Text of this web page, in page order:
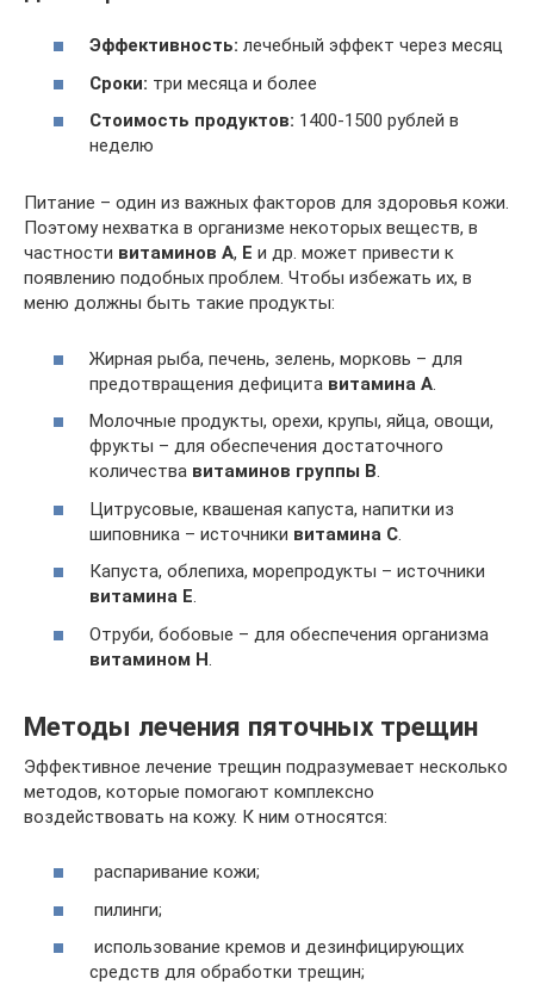
Эффективность: лечебный эффект через месяц
Сроки: три месяца и более
Стоимость продуктов: 1400-1500 рублей в
неделю
Питание – один из важных факторов для здоровья кожи.
Поэтому нехватка в организме некоторых веществ, в
частности витаминов А, Е и др. может привести к
появлению подобных проблем. Чтобы избежать их, в
меню должны быть такие продукты:
Жирная рыба, печень, зелень, морковь – для
предотвращения дефицита витамина А
Молочные продукты, орехи, крупы, яйца, овощи,
фрукты – для обеспечения достаточного
количества витаминов группы B.
Цитрусовые, квашеная капуста, напитки из
шиповника – источники витамина С
Капуста, облепиха, морепродукты – источники
витамина Е.
Отруби, бобовые – для обеспечения организма
витамином Н
Методы лечения пяточных трещин
Эффективное лечение трещин подразумевает несколько
методов, которые помогают комплексно
воздействовать на кожу. К ним относятся:
распаривание кожи;
пилинги;
использование кремов и дезинфицирующих
средств для обработки трещин;